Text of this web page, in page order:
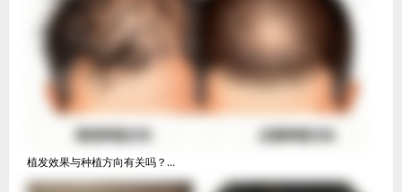
植发效果与种植方向有关吗？...